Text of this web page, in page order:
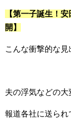
【第一子誕生！
開】
こんな衝撃的な見
夫の浮気などの大
報道各社に送ら